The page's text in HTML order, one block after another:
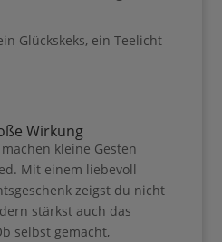
Glückskeks, ein Teelicht
Wirkung
kleine Gesten
Mit einem liebevoll
zeigst du nicht
stärkst auch das
selbst gemacht,